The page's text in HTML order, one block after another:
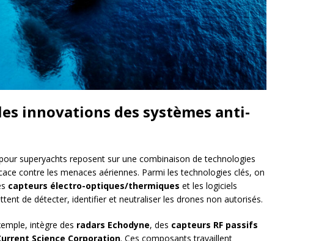
innovations des systèmes anti-
superyachts reposent sur une combinaison de technologies
contre les menaces aériennes. Parmi les technologies clés, on
capteurs électro-optiques/thermiques et les logiciels
de détecter, identifier et neutraliser les drones non autorisés.
intègre des radars Echodyne, des capteurs RF passifs
Science Corporation. Ces composants travaillent